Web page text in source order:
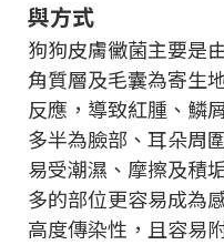
與方式
狗狗皮膚黴菌主要是
角質層及毛囊為寄生
反應，導致紅腫、鱗
多半為臉部、耳朵周
易受潮濕、摩擦及積
多的部位更容易成為
高度傳染性，且容易